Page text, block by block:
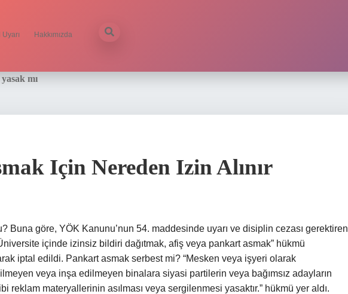
Hakkımızda
mı
Için Nereden Izin Alınır
Buna göre, YÖK Kanunu’nun 54. maddesinde uyarı ve disiplin cezası gerektiren
içinde izinsiz bildiri dağıtmak, afiş veya pankart asmak” hükmü
iptal edildi. Pankart asmak serbest mi? “Mesken veya işyeri olarak
veya inşa edilmeyen binalara siyasi partilerin veya bağımsız adayların
reklam materyallerinin asılması veya sergilenmesi yasaktır.” hükmü yer aldı.